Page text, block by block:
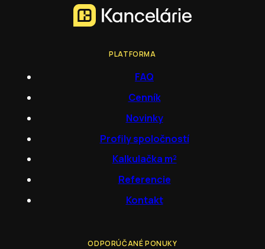
PLATFORMA
FAQ
Cenník
Novinky
Profily spoločností
Kalkulačka m²
Referencie
Kontakt
ODPORÚČANÉ PONUKY